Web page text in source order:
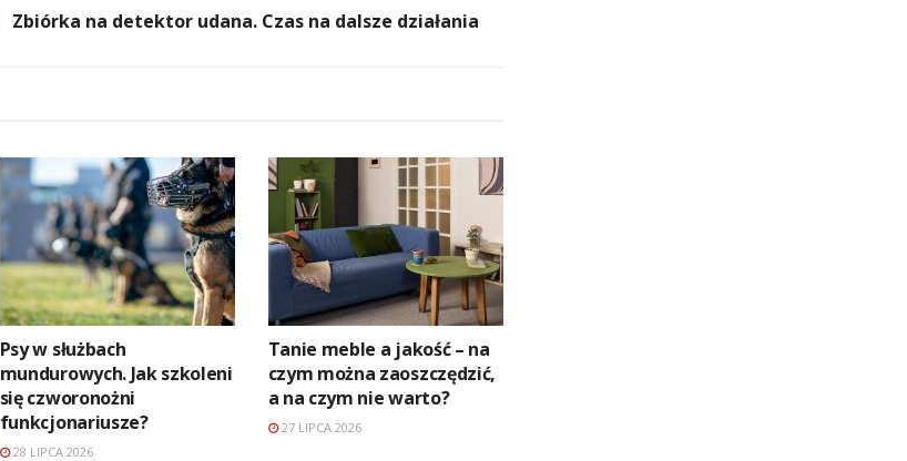
Zbiórka na detektor udana. Czas na dalsze działania
Psy w służbach
mundurowych. Jak szkoleni
się czworonożni
funkcjonariusze?
28 LIPCA 2026
Tanie meble a jakość – na
czym można zaoszczędzić,
a na czym nie warto?
27 LIPCA 2026